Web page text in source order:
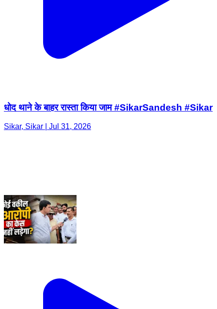
धोद थाने के बाहर रास्ता किया जाम #SikarSandesh #Sikar
Sikar, Sikar | Jul 31, 2026